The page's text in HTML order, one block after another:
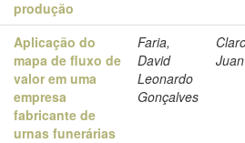
produção
Aplicação do
mapa de fluxo de
valor em uma
empresa
fabricante de
urnas funerárias
Faria,
David
Leonardo
Gonçalves